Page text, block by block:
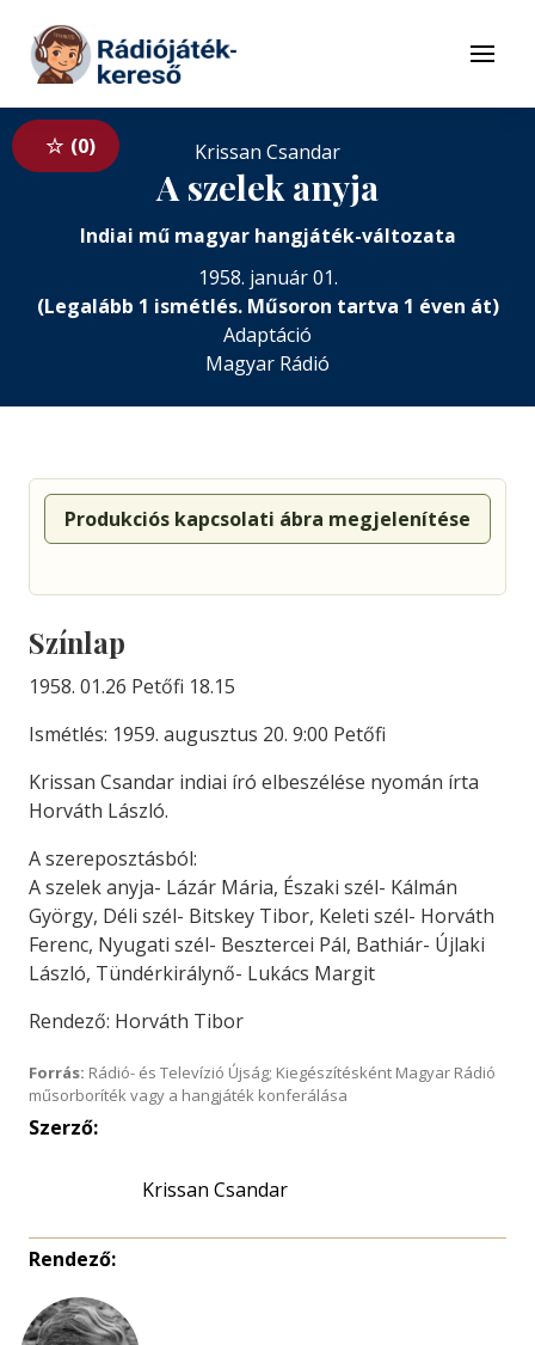
Tovább a tartalomhoz
Menü
0 Krissan Csandar
A szelek anyja
Indiai mű magyar hangjáték-változata
1958. január 01.
(Legalább 1 ismétlés. Műsoron tartva 1 éven át)
Adaptáció
Magyar Rádió
Produkciós kapcsolati ábra megjelenítése
Színlap
1958. 01.26 Petőfi 18.15
Ismétlés: 1959. augusztus 20. 9:00 Petőfi
Krissan Csandar indiai író elbeszélése nyomán írta
Horváth László.
A szereposztásból:
A szelek anyja- Lázár Mária, Északi szél- Kálmán
György, Déli szél- Bitskey Tibor, Keleti szél- Horváth
Ferenc, Nyugati szél- Besztercei Pál, Bathiár- Újlaki
László, Tündérkirálynő- Lukács Margit
Rendező: Horváth Tibor
Forrás: Rádió- és Televízió Újság; Kiegészítésként Magyar Rádió
műsorboríték vagy a hangjáték konferálása
Szerző:
Krissan Csandar
Rendező: